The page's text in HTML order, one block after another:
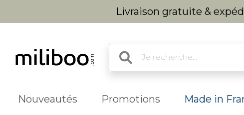
Livraison gratuite &
Nouveautés Promotions Made in